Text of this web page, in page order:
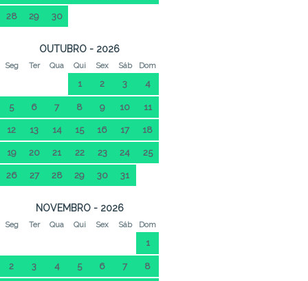
28 29 30
OUTUBRO - 2026
Seg Ter Qua Qui Sex Sáb Dom
1 2 3 4
5 6 7 8 9 10 11
12 13 14 15 16 17 18
19 20 21 22 23 24 25
26 27 28 29 30 31
NOVEMBRO - 2026
Seg Ter Qua Qui Sex Sáb Dom
1
2 3 4 5 6 7 8